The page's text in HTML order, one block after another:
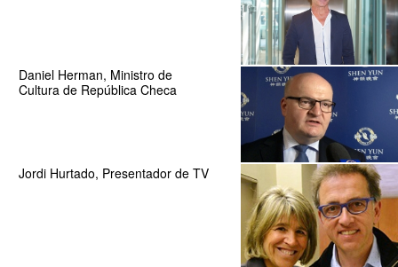
Daniel Herman, Ministro de
Cultura de República Checa
Jordi Hurtado, Presentador de TV